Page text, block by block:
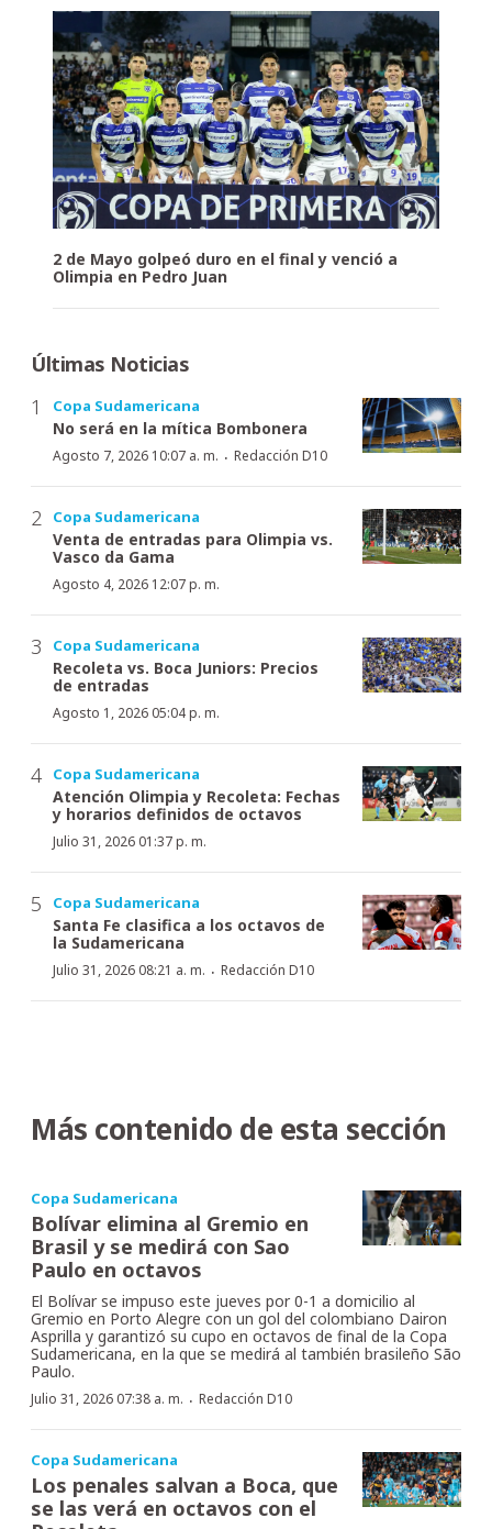
2 de Mayo golpeó duro en el final y venció a
Olimpia en Pedro Juan
Últimas Noticias
Copa Sudamericana
No será en la mítica Bombonera
Agosto 7, 2026 10:07 a. m. · Redacción D10
Copa Sudamericana
Venta de entradas para Olimpia vs.
Vasco da Gama
Agosto 4, 2026 12:07 p. m.
Copa Sudamericana
Recoleta vs. Boca Juniors: Precios
de entradas
Agosto 1, 2026 05:04 p. m.
Copa Sudamericana
Atención Olimpia y Recoleta: Fechas
y horarios definidos de octavos
Julio 31, 2026 01:37 p. m.
Copa Sudamericana
Santa Fe clasifica a los octavos de
la Sudamericana
Julio 31, 2026 08:21 a. m. · Redacción D10
Más contenido de esta sección
Copa Sudamericana
Bolívar elimina al Gremio en
Brasil y se medirá con Sao
Paulo en octavos
El Bolívar se impuso este jueves por 0-1 a domicilio al
Gremio en Porto Alegre con un gol del colombiano Dairon
Asprilla y garantizó su cupo en octavos de final de la Copa
Sudamericana, en la que se medirá al también brasileño São
Paulo.
Julio 31, 2026 07:38 a. m. · Redacción D10
Copa Sudamericana
Los penales salvan a Boca, que
se las verá en octavos con el